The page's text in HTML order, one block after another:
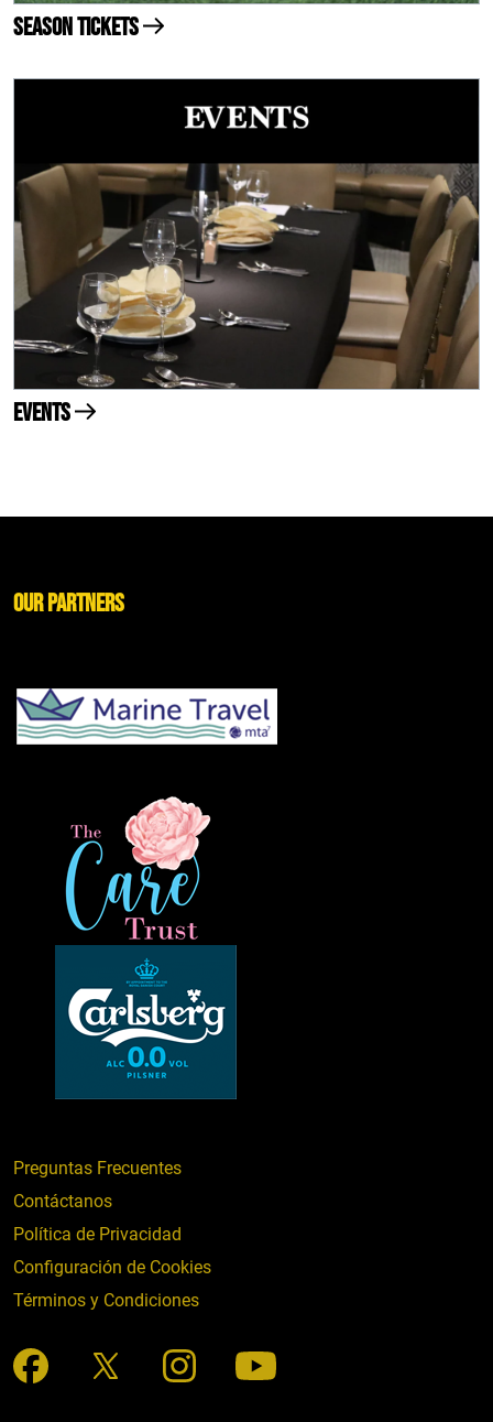
Season Tickets
Events
Preguntas Frecuentes
Contáctanos
Política de Privacidad
Configuración de Cookies
Términos y Condiciones
Our Partners